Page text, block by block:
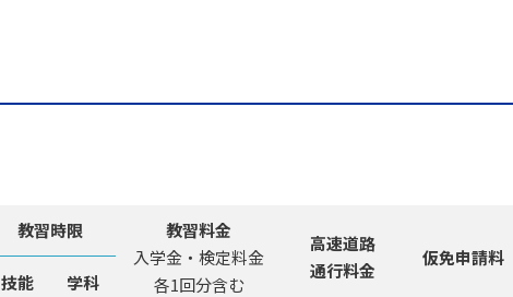
教習時限
教習料金
入学金・検定料金
各1回分含む
高速道路
通行料金
仮免申請料
技能 学科